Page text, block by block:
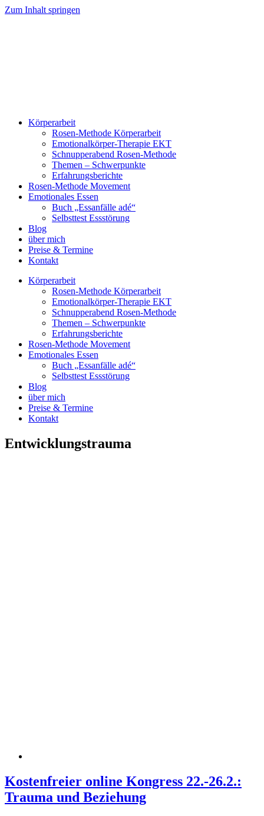
Zum Inhalt springen
Körperarbeit
Rosen-Methode Körperarbeit
Emotionalkörper-Therapie EKT
Schnupperabend Rosen-Methode
Themen – Schwerpunkte
Erfahrungsberichte
Rosen-Methode Movement
Emotionales Essen
Buch „Essanfälle adé“
Selbsttest Essstörung
Blog
über mich
Preise & Termine
Kontakt
Körperarbeit
Rosen-Methode Körperarbeit
Emotionalkörper-Therapie EKT
Schnupperabend Rosen-Methode
Themen – Schwerpunkte
Erfahrungsberichte
Rosen-Methode Movement
Emotionales Essen
Buch „Essanfälle adé“
Selbsttest Essstörung
Blog
über mich
Preise & Termine
Kontakt
Entwicklungstrauma
Kostenfreier online Kongress 22.-26.2.:
Trauma und Beziehung